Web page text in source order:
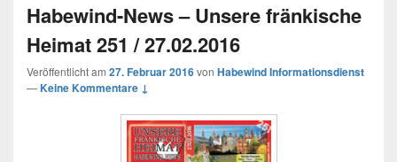
Habewind-News – Unsere fränkische
Heimat 251 / 27.02.2016
Veröffentlicht am 27. Februar 2016von Habewind Informationsdienst
—Keine Kommentare ↓